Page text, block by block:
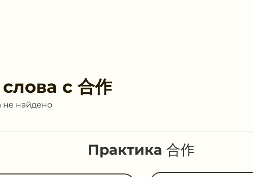
с 合作
не найдено
Практика 合作